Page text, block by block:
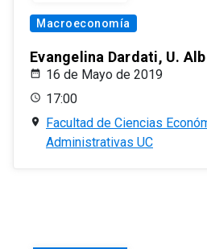
Macroeconomía
Evangelina Dardati, U.
16 de Mayo de 2019
17:00
Facultad de Ciencias
Administrativas UC